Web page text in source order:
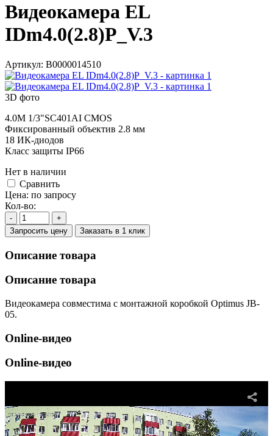
Видеокамера EL
IDm4.0(2.8)P_V.3
Артикул: В0000014510
3D фото
4.0M 1/3"SC401AI CMOS
Фиксированный объектив 2.8 мм
18 ИК-диодов
Класс защиты IP66
Нет в наличии
Cравнить
Цена: по запросу
Кол-во:
-
+
Запросить цену
Заказать в 1 клик
Описание товара
Описание товара
Видеокамера совместима с монтажной коробкой Optimus JB-
05.
Online-видео
Online-видео